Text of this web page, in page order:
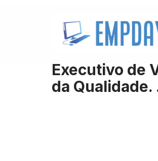
Executivo de
da Qualidade.